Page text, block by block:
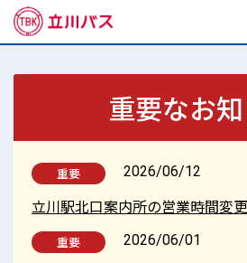
重要なお
2026/06/12
重要
立川駅北口案内所の営業時間変
2026/06/01
重要